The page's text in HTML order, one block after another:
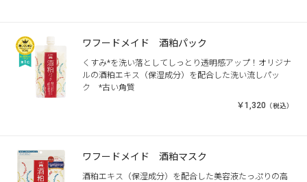
ワフードメイド 酒粕パック
くすみ*を洗い落としてしっとり透明感アップ！オリジナ
ルの酒粕エキス（保湿成分）を配合した洗い流しパッ
ク *古い角質
￥1,320 （税込）
ワフードメイド 酒粕マスク
酒粕エキス（保湿成分）を配合した美容液たっぷりの高